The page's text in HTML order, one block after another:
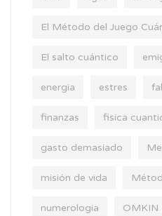
El Método del Juego
El salto cuántico
energia estres
finanzas fisica
gasto demasiado
misión de vida
numerologia OMKIN